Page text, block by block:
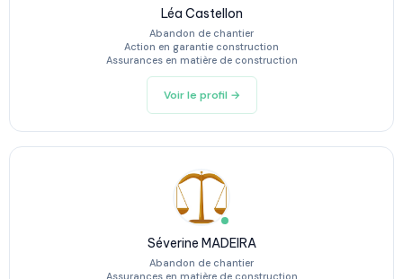
Léa Castellon
Abandon de chantier
Action en garantie construction
Assurances en matière de construction
Voir le profil →
Séverine MADEIRA
Abandon de chantier
Assurances en matière de construction